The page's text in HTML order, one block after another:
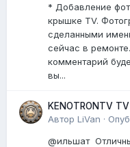
* Добавление
крышке TV.
сделанными
сейчас в
комментарий
вы...
KENOTRONTV
Автор LiVan ·
@ильшат